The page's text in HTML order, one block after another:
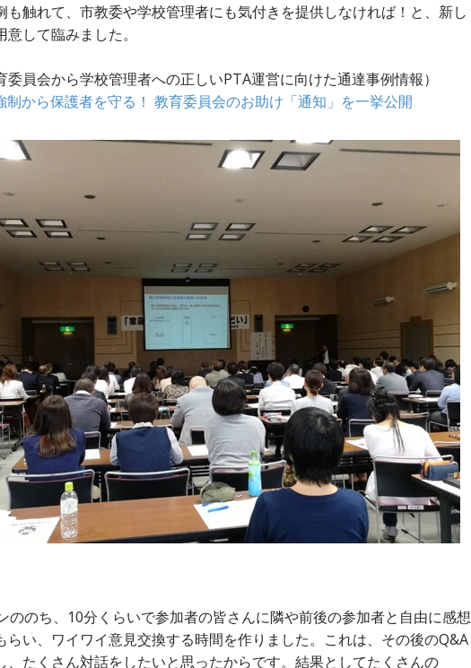
も触れて、市教委や学校管理者にも気付きを提供しなければ！と、新し
して臨みました。
委員会から学校管理者への正しいPTA運営に向けた通達事例情報）
制から保護者を守る！ 教育委員会のお助け「通知」を一挙公開
ののち、10分くらいで参加者の皆さんに隣や前後の参加者と自由に感想
らい、ワイワイ意見交換する時間を作りました。これは、その後のQ&A
、たくさん対話をしたいと思ったからです。結果としてたくさんの